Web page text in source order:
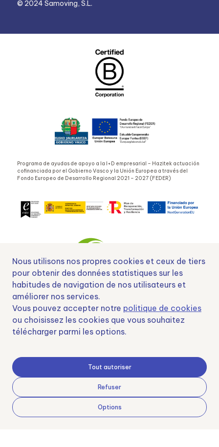
© 2024 Samoving, S.L.
Programa de ayudas de apoyo a la I+D empresarial – Hazitek actuación
cofinanciada por el Gobierno Vasco y la Unión Europea a través del
Fondo Europeo de Desarrollo Regional 2021 – 2027 (FEDER)
Nº EXP 00152378 / SNEO-20222129 Financiado por la Unión Europea –
Samoving, S.L. En el marco del Programa ICEX Next, ha contado con el apoyo
de ICEX y con la cofinanciación del fondo europeo FEDER. LA finalidad de este
apoyo es contribuir al desarrollo internacional de la empresa y de su entorno.
Fondo Europeo de Desarrollo Regional
Nous utilisons nos propres cookies et ceux de tiers
pour obtenir des données statistiques sur les
habitudes de navigation de nos utilisateurs et
améliorer nos services.
Vous pouvez accepter notre politique de cookies
ou choisissez les cookies que vous souhaitez
télécharger parmi les options.
Tout autoriser
Refuser
Options